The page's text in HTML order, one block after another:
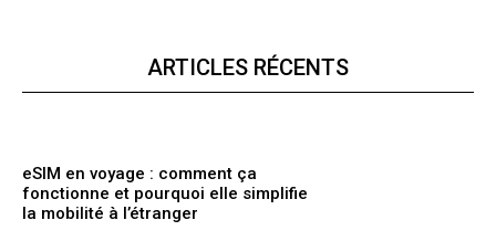
ARTICLES RÉCENTS
eSIM en voyage : comment ça
fonctionne et pourquoi elle simplifie
la mobilité à l’étranger